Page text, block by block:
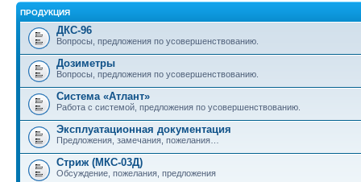
ПРОДУКЦИЯ
ДКС-96
Вопросы, предложения по усовершенствованию.
Дозиметры
Вопросы, предложения по усовершенствованию.
Система «Атлант»
Работа с системой, предложения по усовершенствованию.
Эксплуатационная документация
Предложения, замечания, пожелания…
Стриж (МКС-03Д)
Обсуждение, пожелания, предложения